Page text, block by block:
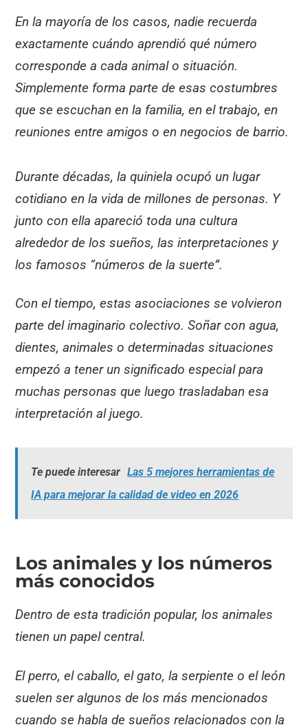
En la mayoría de los casos, nadie recuerda
exactamente cuándo aprendió qué número
corresponde a cada animal o situación.
Simplemente forma parte de esas costumbres
que se escuchan en la familia, en el trabajo, en
reuniones entre amigos o en negocios de barrio.
Durante décadas, la quiniela ocupó un lugar
cotidiano en la vida de millones de personas. Y
junto con ella apareció toda una cultura
alrededor de los sueños, las interpretaciones y
los famosos “números de la suerte”.
Con el tiempo, estas asociaciones se volvieron
parte del imaginario colectivo. Soñar con agua,
dientes, animales o determinadas situaciones
empezó a tener un significado especial para
muchas personas que luego trasladaban esa
interpretación al juego.
Te puede interesar Las 5 mejores herramientas de
IA para mejorar la calidad de video en 2026
Los animales y los números
más conocidos
Dentro de esta tradición popular, los animales
tienen un papel central.
El perro, el caballo, el gato, la serpiente o el león
suelen ser algunos de los más mencionados
cuando se habla de sueños relacionados con la